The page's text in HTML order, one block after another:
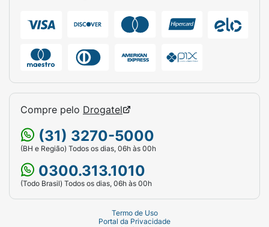
Compre pelo Drogatel
(31) 3270-5000
(BH e Região) Todos os dias, 06h às 00h
0300.313.1010
(Todo Brasil) Todos os dias, 06h às 00h
Termo de Uso
Portal da Privacidade